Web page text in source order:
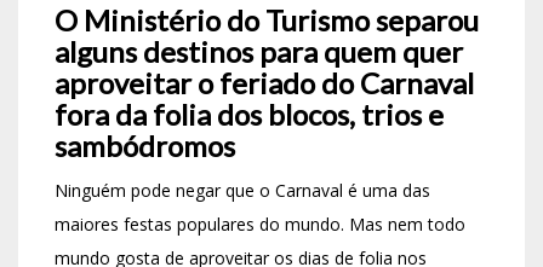
O Ministério do Turismo separou
alguns destinos para quem quer
aproveitar o feriado do Carnaval
fora da folia dos blocos, trios e
sambódromos
Ninguém pode negar que o Carnaval é uma das
maiores festas populares do mundo. Mas nem todo
mundo gosta de aproveitar os dias de folia nos